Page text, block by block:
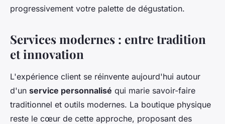
progressivement votre palette de dégustation.
Services modernes : entre tradition
et innovation
L'expérience client se réinvente aujourd'hui autour
d'un service personnalisé qui marie savoir-faire
traditionnel et outils modernes. La boutique physique
reste le cœur de cette approche, proposant des